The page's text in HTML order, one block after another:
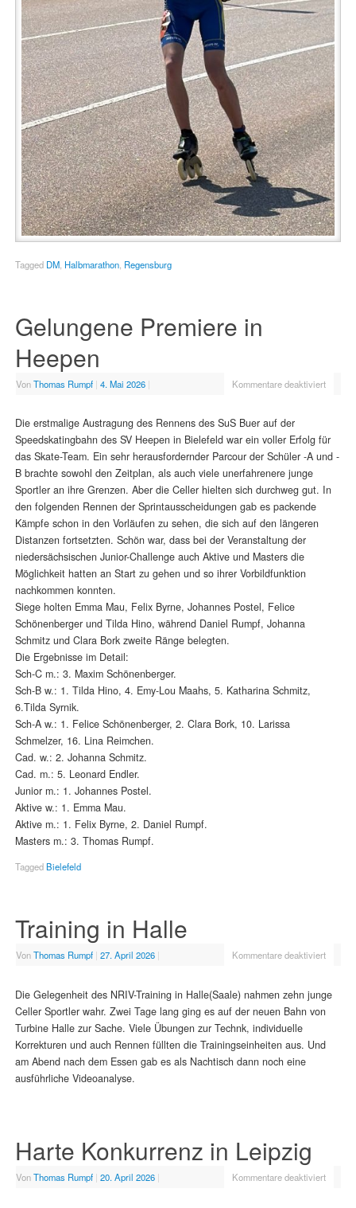
Tagged DM, Halbmarathon, Regensburg
Gelungene Premiere in
Heepen
VonThomas Rumpf | 4. Mai 2026 | Kommentare deaktiviert
Die erstmalige Austragung des Rennens des SuS Buer auf der
Speedskatingbahn des SV Heepen in Bielefeld war ein voller Erfolg für
das Skate-Team. Ein sehr herausfordernder Parcour der Schüler -A und -
B brachte sowohl den Zeitplan, als auch viele unerfahrenere junge
Sportler an ihre Grenzen. Aber die Celler hielten sich durchweg gut. In
den folgenden Rennen der Sprintausscheidungen gab es packende
Kämpfe schon in den Vorläufen zu sehen, die sich auf den längeren
Distanzen fortsetzten. Schön war, dass bei der Veranstaltung der
niedersächsischen Junior-Challenge auch Aktive und Masters die
Möglichkeit hatten an Start zu gehen und so ihrer Vorbildfunktion
nachkommen konnten.
Siege holten Emma Mau, Felix Byrne, Johannes Postel, Felice
Schönenberger und Tilda Hino, während Daniel Rumpf, Johanna
Schmitz und Clara Bork zweite Ränge belegten.
Die Ergebnisse im Detail:
Sch-C m.: 3. Maxim Schönenberger.
Sch-B w.: 1. Tilda Hino, 4. Emy-Lou Maahs, 5. Katharina Schmitz,
6.Tilda Syrnik.
Sch-A w.: 1. Felice Schönenberger, 2. Clara Bork, 10. Larissa
Schmelzer, 16. Lina Reimchen.
Cad. w.: 2. Johanna Schmitz.
Cad. m.: 5. Leonard Endler.
Junior m.: 1. Johannes Postel.
Aktive w.: 1. Emma Mau.
Aktive m.: 1. Felix Byrne, 2. Daniel Rumpf.
Masters m.: 3. Thomas Rumpf.
TaggedBielefeld
Training in Halle
VonThomas Rumpf | 27. April 2026 | Kommentare deaktiviert
Die Gelegenheit des NRIV-Training in Halle(Saale) nahmen zehn junge
Celler Sportler wahr. Zwei Tage lang ging es auf der neuen Bahn von
Turbine Halle zur Sache. Viele Übungen zur Technk, individuelle
Korrekturen und auch Rennen füllten die Trainingseinheiten aus. Und
am Abend nach dem Essen gab es als Nachtisch dann noch eine
ausführliche Videoanalyse.
Harte Konkurrenz in Leipzig
VonThomas Rumpf | 20. April 2026 | Kommentare deaktiviert